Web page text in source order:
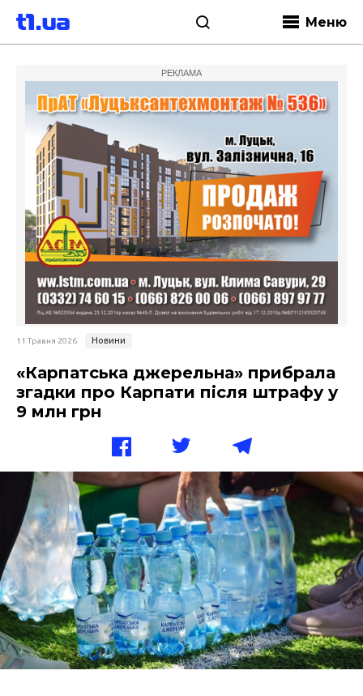
Меню
РЕКЛАМА
11 Травня 2026 Новини
«Карпатська джерельна» прибрала
згадки про Карпати після штрафу у
9 млн грн